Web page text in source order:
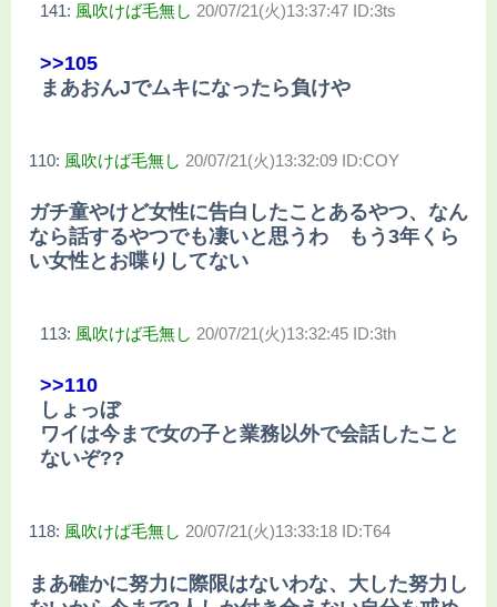
141: 風吹けば毛無し 20/07/21(火)13:37:47 ID:3ts
>>105
まあおんJでムキになったら負けや
110: 風吹けば毛無し 20/07/21(火)13:32:09 ID:COY
ガチ童やけど女性に告白したことあるやつ、なん
なら話するやつでも凄いと思うわ もう3年くら
い女性とお喋りしてない
113: 風吹けば毛無し 20/07/21(火)13:32:45 ID:3th
>>110
しょっぼ
ワイは今まで女の子と業務以外で会話したこと
ないぞ??
118: 風吹けば毛無し 20/07/21(火)13:33:18 ID:T64
まあ確かに努力に際限はないわな、大した努力し